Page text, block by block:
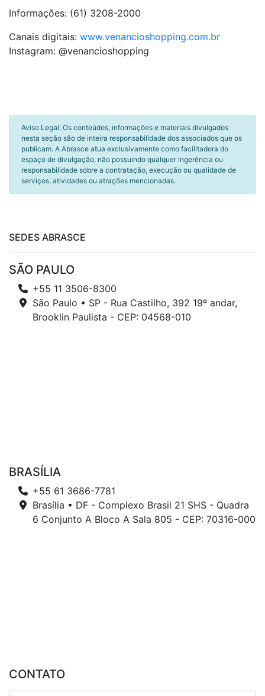
Informações: (61) 3208-2000
Canais digitais: www.venancioshopping.com.br
Instagram: @venancioshopping
Aviso Legal: Os conteúdos, informações e materiais divulgados
nesta seção são de inteira responsabilidade dos associados que os
publicam. A Abrasce atua exclusivamente como facilitadora do
espaço de divulgação, não possuindo qualquer ingerência ou
responsabilidade sobre a contratação, execução ou qualidade de
serviços, atividades ou atrações mencionadas.
SEDES ABRASCE
SÃO PAULO
+55 11 3506-8300
São Paulo • SP - Rua Castilho, 392 19º andar,
Brooklin Paulista - CEP: 04568-010
BRASÍLIA
+55 61 3686-7781
Brasília • DF - Complexo Brasil 21 SHS - Quadra
6 Conjunto A Bloco A Sala 805 - CEP: 70316-000
CONTATO